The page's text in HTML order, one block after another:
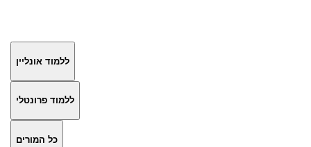
ללמוד אונליין
ללמוד פרונטלי
כל המורים